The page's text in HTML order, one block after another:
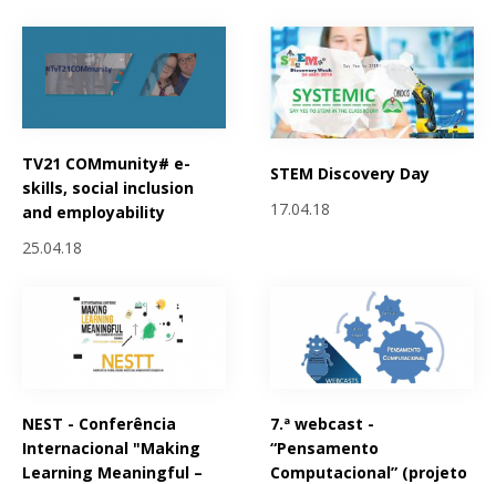
TV21 COMmunity# e-
skills, social inclusion
and employability
25.04.18
STEM Discovery Day
17.04.18
NEST - Conferência
Internacional "Making
Learning Meaningful –
7.ª webcast -
“Pensamento
Computacional” (projeto